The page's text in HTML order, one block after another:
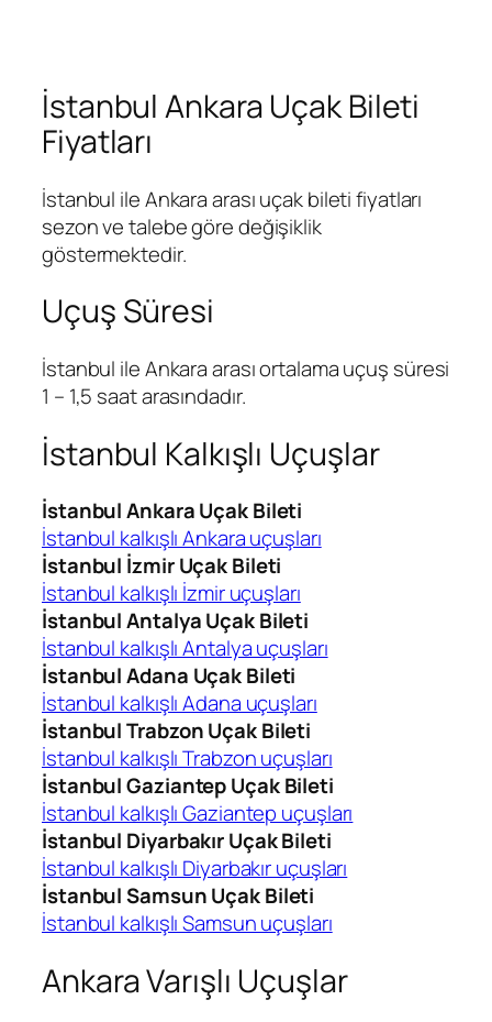
İstanbul Ankara Uçak Bileti
Fiyatları
İstanbul ile Ankara arası uçak bileti fiyatları
sezon ve talebe göre değişiklik
göstermektedir.
Uçuş Süresi
İstanbul ile Ankara arası ortalama uçuş süresi
1 – 1,5 saat arasındadır.
İstanbul Kalkışlı Uçuşlar
İstanbul Ankara Uçak Bileti
İstanbul kalkışlı Ankara uçuşları
İstanbul İzmir Uçak Bileti
İstanbul kalkışlı İzmir uçuşları
İstanbul Antalya Uçak Bileti
İstanbul kalkışlı Antalya uçuşları
İstanbul Adana Uçak Bileti
İstanbul kalkışlı Adana uçuşları
İstanbul Trabzon Uçak Bileti
İstanbul kalkışlı Trabzon uçuşları
İstanbul Gaziantep Uçak Bileti
İstanbul kalkışlı Gaziantep uçuşları
İstanbul Diyarbakır Uçak Bileti
İstanbul kalkışlı Diyarbakır uçuşları
İstanbul Samsun Uçak Bileti
İstanbul kalkışlı Samsun uçuşları
Ankara Varışlı Uçuşlar